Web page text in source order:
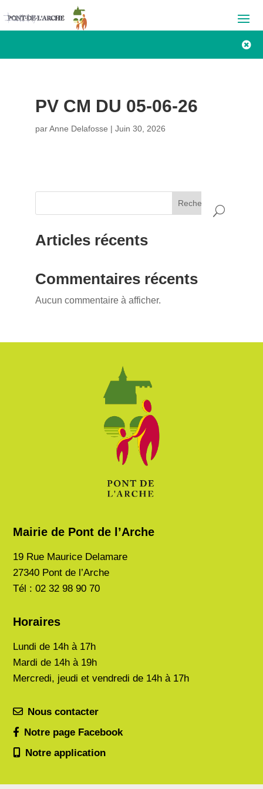

PV CM DU 05-06-26
parAnne Delafosse | Juin 30, 2026
Rechercher
Articles récents
Commentaires récents
Aucun commentaire à afficher.
Mairie de Pont de l’Arche
19 Rue Maurice Delamare
27340 Pont de l’Arche
Tél : 02 32 98 90 70
Horaires
Lundi de 14h à 17h
Mardi de 14h à 19h
Mercredi, jeudi et vendredi de 14h à 17h
Nous contacter
Notre page Facebook
Notre application